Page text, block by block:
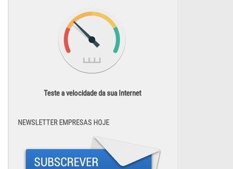
Teste a velocidade da sua Internet
NEWSLETTER EMPRESAS HOJE